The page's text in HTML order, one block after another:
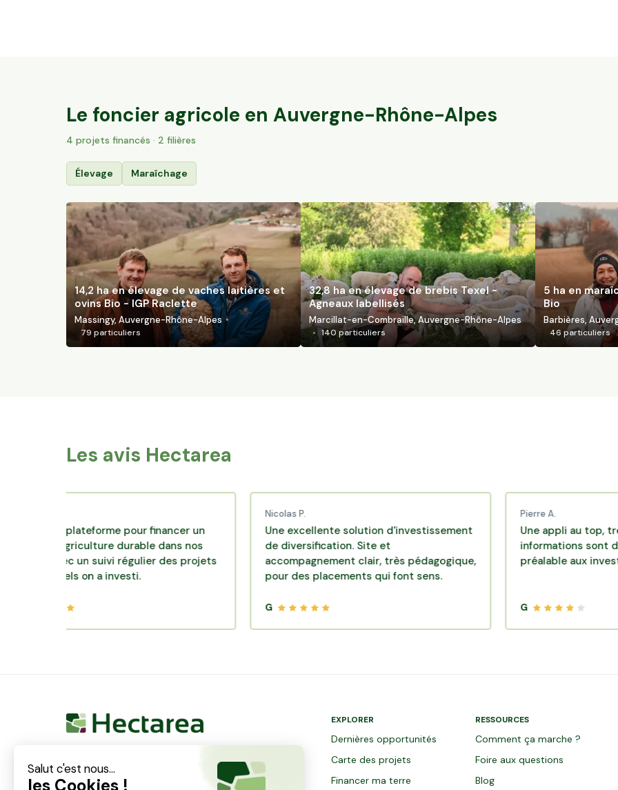
Le foncier agricole en Auvergne-Rhône-Alpes
4 projets financés · 2 filières
Élevage Maraîchage
14,2 ha en élevage de vaches laitières et
ovins Bio - IGP Raclette
Massingy, Auvergne-Rhône-Alpes
79 particuliers
32,8 ha en élevage de brebis Texel -
Agneaux labellisés
Marcillat-en-Combraille, Auvergne-Rhône-Alpes
140particuliers
5 ha en
Bio
Barbières,
46 particuliers
Les avis Hectarea
plateforme pour financer un
d'agriculture durable dans nos
avec un suivi régulier des projets
on a investi.
Nicolas P.
Une excellente solution d'investissement
de diversification. Site et
accompagnement clair, très pédagogique,
pour des placements qui font sens.
Une appli au top, très
informations sont
préalable aux
ambition de reconnecter les particuliers avec les
EXPLORER
Dernières opportunités
Carte des projets
Financer ma terre
RESSOURCES
Comment ça marche ?
Foire aux questions
Blog